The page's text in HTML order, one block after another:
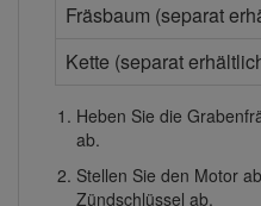
Fräsbaum (separat
Kette (separat
Heben Sie die
ab.
Stellen Sie den Motor
Zündschlüssel ab.